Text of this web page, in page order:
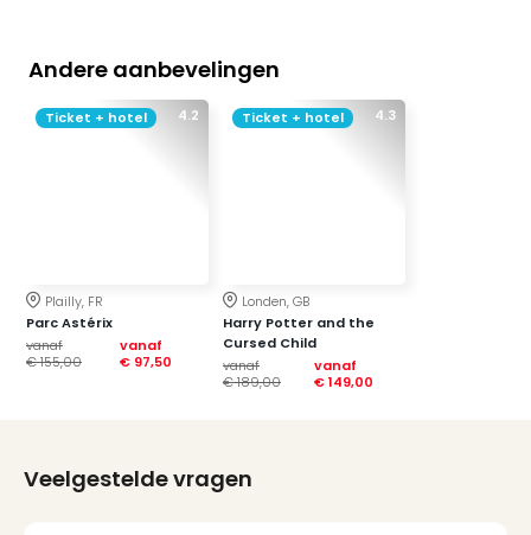
Andere aanbevelingen
4.2
Ticket + hotel
Plailly, FR
Parc Astérix
vanaf
€ 155,00
vanaf
€ 97,50
4.3
Ticket + hotel
Londen, GB
Harry Potter and the
Cursed Child
vanaf
€ 189,00
vanaf
€ 149,00
Veelgestelde vragen